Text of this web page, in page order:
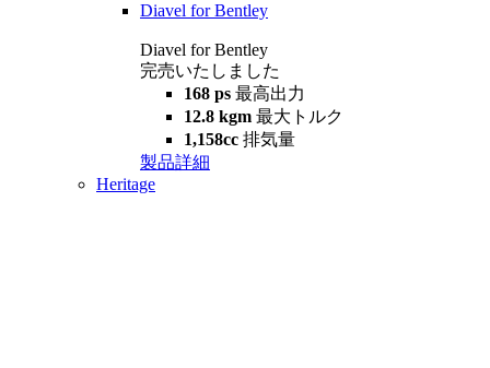
Diavel for Bentley
Diavel for Bentley
完売いたしました
168 ps 最高出力
12.8 kgm 最大トルク
1,158cc 排気量
製品詳細
Heritage